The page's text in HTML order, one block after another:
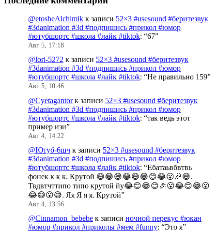
@etosheAlchimik к записи 52×3 #usesound #беритезвук
#3danimation #3d #подпишись #прикол #юмор
#ютубшортс #школа #лайк #tiktok: “67”
Авг 5, 17:18
@lori-5272 к записи 52×3 #usesound #беритезвук
#3danimation #3d #подпишись #прикол #юмор
#ютубшортс #школа #лайк #tiktok: “Не правильно 159”
Авг 5, 10:46
@Cyetagantorк записи 52×3 #usesound #беритезвук
#3danimation #3d #подпишись #прикол #юмор
#ютубшортс #школа #лайк #tiktok: “так ведь этот
пример изи”
Авг 4, 14:22
@Ютуб-6шч к записи 52×3 #usesound #беритезвук
#3danimation #3d #подпишись #прикол #юмор
#ютубшортс #школа #лайк #tiktok: “Ебатаьвбвтвь
фонек к к к. Крутой 😅😂😅😂😅😂😊😂😮🎉😅.
Твдвтчттипо типо крутой йу😂😊😂😊🎉😮😂😊😂😮
😂😅😮😅. Яя Я я я. Крутой”
Авг 4, 13:56
@Cinnamon_bebebe к записи ночной перекус #юкан
#юмор #прикол #приколы #мем #funny: “Это я”